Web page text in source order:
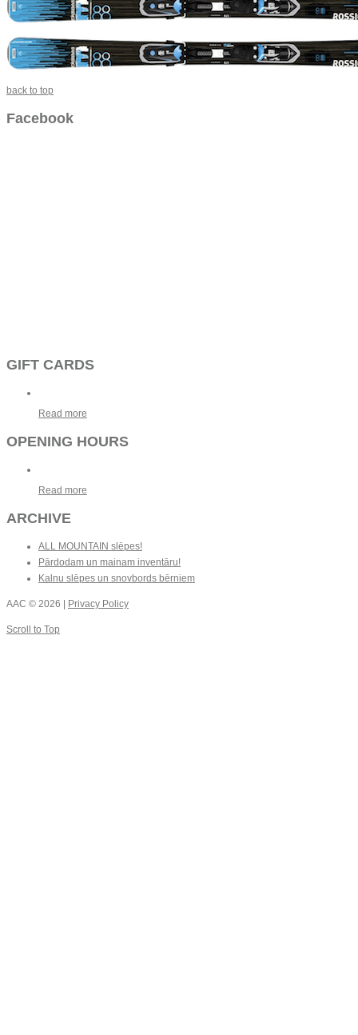
back to top
Facebook
GIFT CARDS
Read more
OPENING HOURS
Read more
ARCHIVE
ALL MOUNTAIN slēpes!
Pārdodam un mainam inventāru!
Kalnu slēpes un snovbords bērniem
AAC © 2026 | Privacy Policy
Scroll to Top